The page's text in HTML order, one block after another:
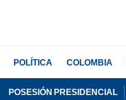
POLÍTICA COLOMBIA
POSESIÓN PRESIDENCIAL